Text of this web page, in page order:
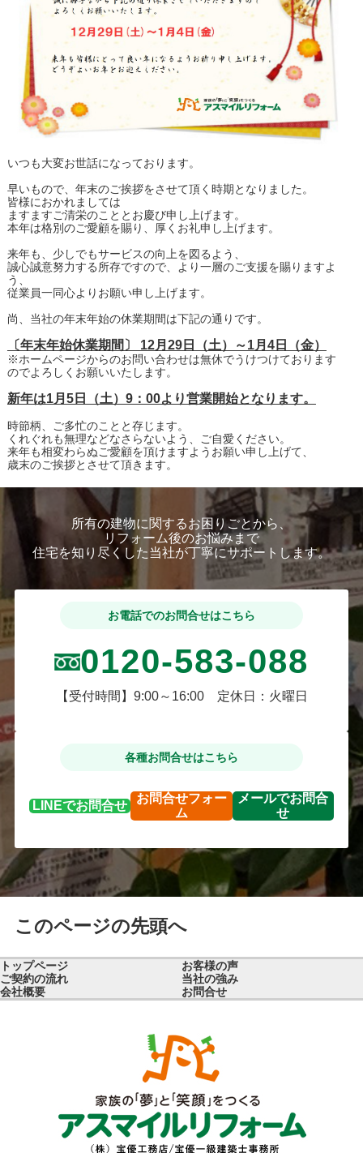
いつも大変お世話になっております。
早いもので、年末のご挨拶をさせて頂く時期となりました。
皆様におかれましては
ますますご清栄のこととお慶び申し上げます。
本年は格別のご愛顧を賜り、厚くお礼申し上げます。
来年も、少しでもサービスの向上を図るよう、
誠心誠意努力する所存ですので、より一層のご支援を賜りますよ
う、
従業員一同心よりお願い申し上げます。
尚、当社の年末年始の休業期間は下記の通りです。
〔年末年始休業期間〕 12月29日（土）～1月4日（金）
※ホームページからのお問い合わせは無休でうけつけております
のでよろしくお願いいたします。
新年は1月5日（土）9：00より営業開始となります。
時節柄、ご多忙のことと存じます。
くれぐれも無理などなさらないよう、ご自愛ください。
来年も相変わらぬご愛顧を頂けますようお願い申し上げて、
歳末のご挨拶とさせて頂きます。
所有の建物に関するお困りごとから、
リフォーム後のお悩みまで
住宅を知り尽くした当社が丁寧にサポートします。
お電話でのお問合せはこちら
0120-583-088
【受付時間】9:00～16:00 定休日：火曜日
各種お問合せはこちら
LINEでお問合せ
お問合せフォー
ム
メールでお問合
せ
このページの先頭へ
トップページ
お客様の声
ご契約の流れ
当社の強み
会社概要
お問合せ